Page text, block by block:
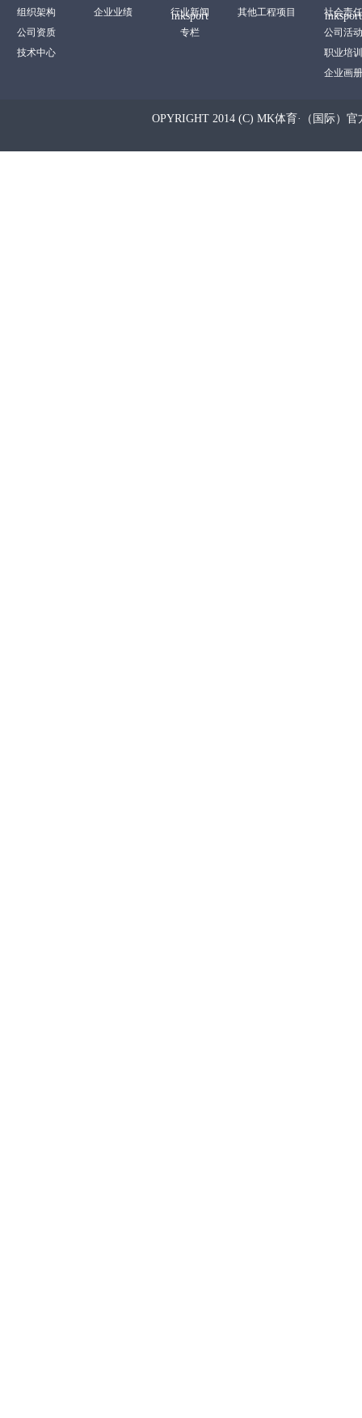
组织架构
公司资质
技术中心
企业业绩
mksport
行业新闻
专栏
其他工程项目
mksport
社会责任
公司活动
职业培训
企业画册
OPYRIGHT 2014 (C) MK体育·（国际）